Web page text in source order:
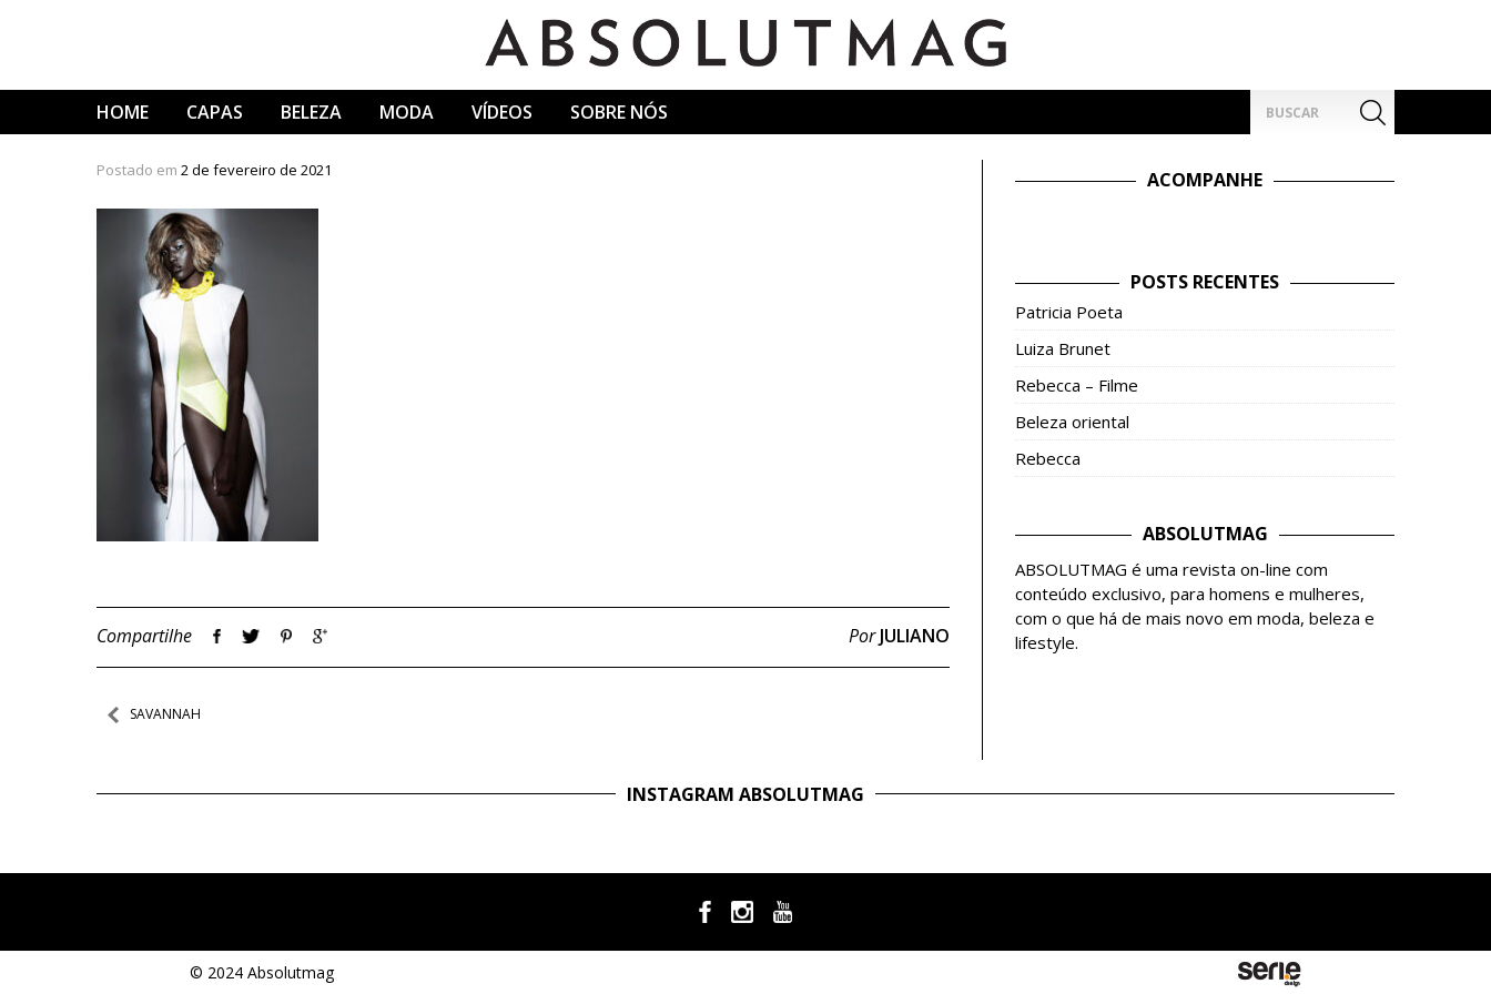
HOME CAPAS BELEZA MODA VÍDEOS SOBRE NÓS
por:
Postado em 2 de fevereiro de 2021
Compartilhe PorJULIANO
Navegação
Post
SAVANNAH
ACOMPANHE
POSTS RECENTES
Patricia Poeta
Luiza Brunet
Rebecca – Filme
Beleza oriental
Rebecca
ABSOLUTMAG
ABSOLUTMAG é uma revista on-line com
conteúdo exclusivo, para homens e mulheres,
com o que há de mais novo em moda, beleza e
lifestyle.
INSTAGRAM ABSOLUTMAG
© 2024 Absolutmag